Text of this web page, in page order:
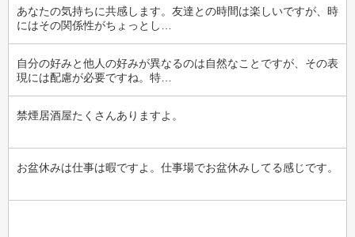
あなたの気持ちに共感します。友達との時間は楽しいですが、時
にはその関係性がちょっとし…
自分の好みと他人の好みが異なるのは自然なことですが、その表
現には配慮が必要ですね。特…
禁煙居酒屋たくさんありますよ。
お盆休みは仕事は暇ですよ。仕事場でお盆休みしてる感じです。